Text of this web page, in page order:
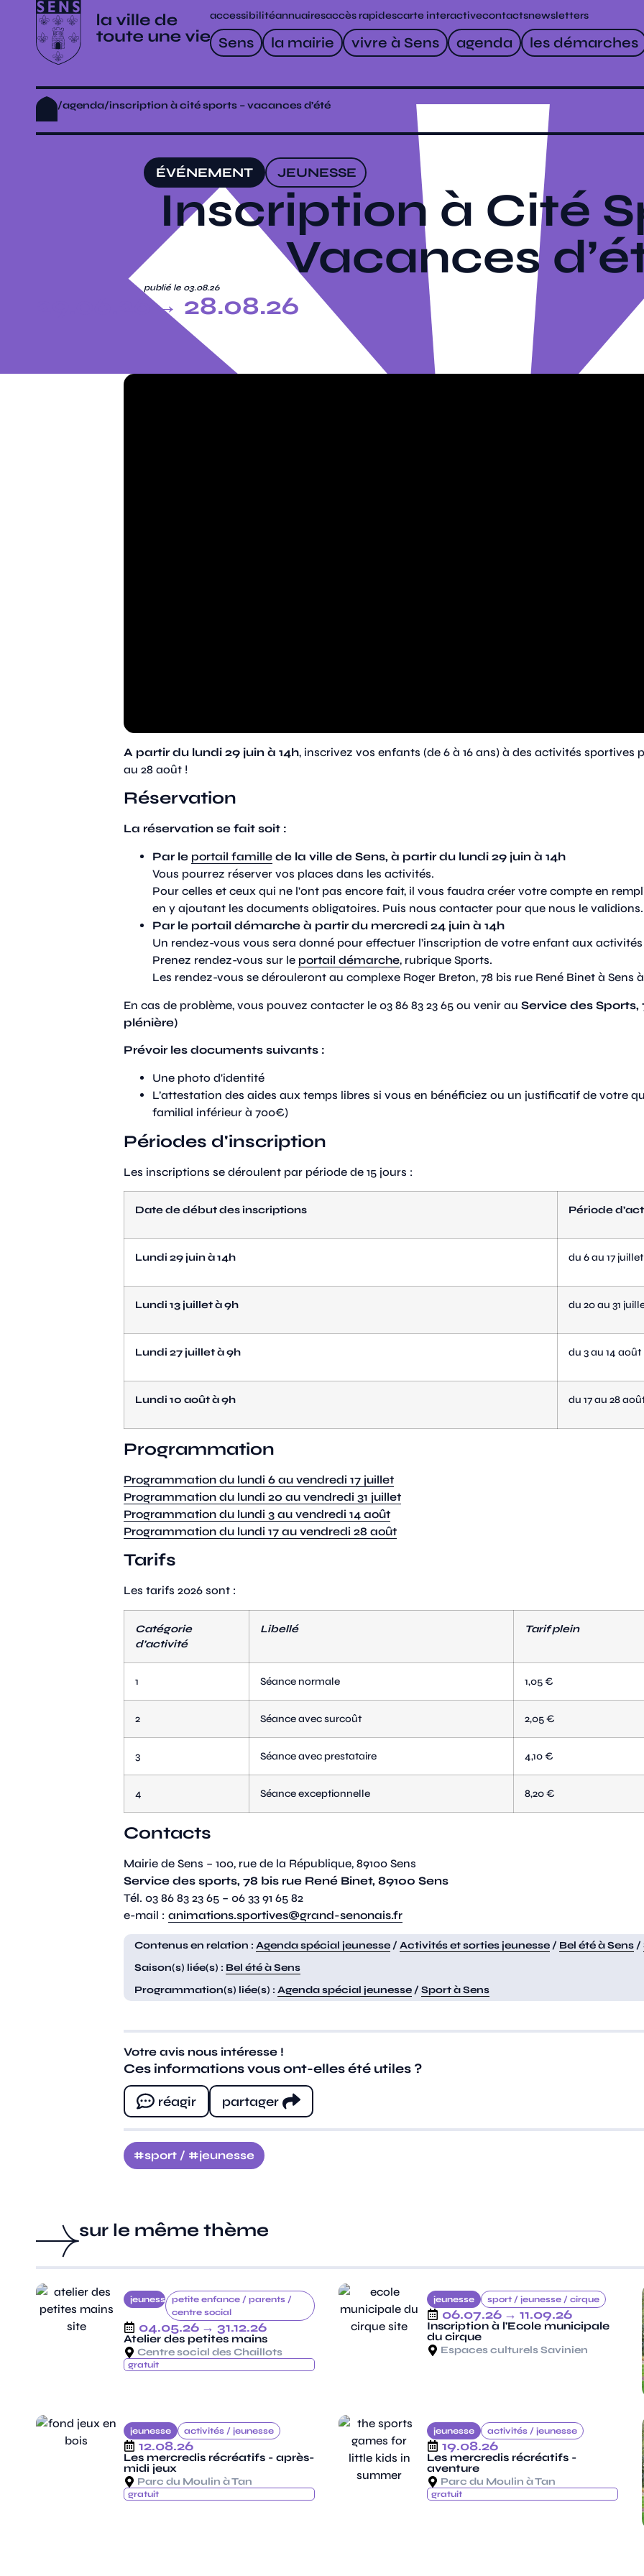
Sens la mairie vivre à Sens agenda les démarches
accessibilitéannuairesaccès rapidescarte interactivecontactsnewsletters
/agenda/inscription à cité sports – vacances d’été
ÉVÉNEMENT JEUNESSE
Inscription à Cité
Vacances
publié le 03.08.26
29.06.26→ 28.08.26
A partir du lundi 29 juin à 14h, inscrivez vos enfants (de 6 à 16 ans) à des activités sportives
au 28 août !
Réservation
La réservation se fait soit :
Par le portail famille de la ville de Sens, à partir du lundi 29 juin à 14h
Vous pourrez réserver vos places dans les activités.
Pour celles et ceux qui ne l'ont pas encore fait, il vous faudra créer votre compte en
en y ajoutant les documents obligatoires. Puis nous contacter pour que nous le validions.
Par le portail démarche à partir du mercredi 24 juin à 14h
Un rendez-vous vous sera donné pour effectuer l’inscription de votre enfant aux
Prenez rendez-vous sur le portail démarche, rubrique Sports.
Les rendez-vous se dérouleront au complexe Roger Breton, 78 bis rue René Binet à Sens
En cas de problème, vous pouvez contacter le 03 86 83 23 65 ou venir au Service des Sports,
plénière)
Prévoir les documents suivants :
Une photo d'identité
L’attestation des aides aux temps libres si vous en bénéficiez ou un justificatif de votre
familial inférieur à 700€)
Périodes d'inscription
Les inscriptions se déroulent par période de 15 jours :
Date de début des inscriptions Période
Lundi 29 juinà 14h du 6au 17juillet
Lundi 13juillet à 9h du 20au 31
Lundi 27juillet à 9h du 3au 14 août
Lundi 10 août à 9h du 17au 28
Programmation
Programmation du lundi 6 au vendredi 17 juillet
Programmation du lundi 20 au vendredi 31 juillet
Programmation du lundi 3 au vendredi 14 août
Programmation du lundi 17 au vendredi 28 août
Tarifs
Les tarifs 2026 sont :
Catégorie
d’activité
Libellé Tarif plein
1 Séance normale 1,05 €
2 Séance avec surcoût 2,05 €
3 Séance avec prestataire 4,10 €
4 Séance exceptionnelle 8,20 €
Contacts
Mairie de Sens – 100, rue de la République, 89100 Sens
Service des sports, 78 bis rue René Binet, 89100 Sens
Tél. 03 86 83 23 65 – 06 33 91 65 82
e-mail : animations.sportives@grand-senonais.fr
Contenus en relation : Agenda spécial jeunesse / Activités et sorties jeunesse / Bel été à Sens /
Saison(s) liée(s) : Bel été à Sens
Programmation(s) liée(s) : Agenda spécial jeunesse / Sport à Sens
Votre avis nous intéresse !
Ces informations vous ont-elles été utiles ?
réagir partager
sport / jeunesse
sur le même thème
jeunessepetite enfance /parents /
centre social
04.05.26 → 31.12.26
Atelier des petites mains
Centre social des Chaillots
gratuit
jeunesse sport / jeunesse / cirque
06.07.26 → 11.09.26
Inscription à l'Ecole municipale
du cirque
Espaces culturels Savinien
jeunesse activités /jeunesse
12.08.26
Les mercredis récréatifs - après-
midi jeux
Parc du Moulin à Tan
gratuit
jeunesse activités / jeunesse
19.08.26
Les mercredis récréatifs -
aventure
Parc du Moulin à Tan
gratuit